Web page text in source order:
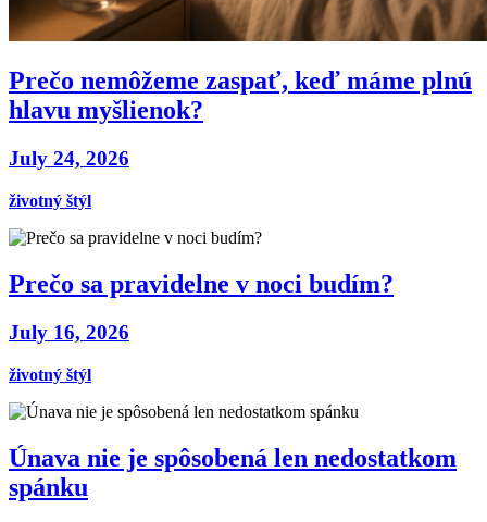
Prečo nemôžeme zaspať, keď máme plnú
hlavu myšlienok?
July 24, 2026
životný štýl
Prečo sa pravidelne v noci budím?
July 16, 2026
životný štýl
Únava nie je spôsobená len nedostatkom
spánku